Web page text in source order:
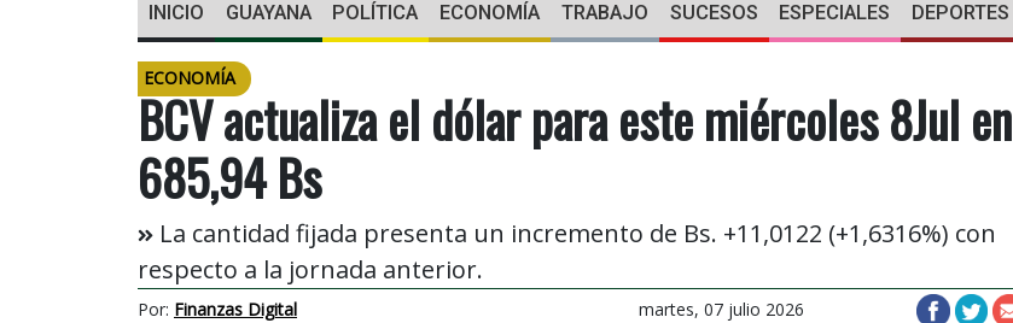
INICIO GUAYANA POLÍTICA ECONOMÍA TRABAJO SUCESOS ESPECIALES DEPORTES
ECONOMÍA
BCV actualiza el dólar para este miércoles 8Jul en
685,94 Bs
La cantidad fijada presenta un incremento de Bs. +11,0122 (+1,6316%) con
respecto a la jornada anterior.
Por: Finanzas Digital martes, 07 julio 2026